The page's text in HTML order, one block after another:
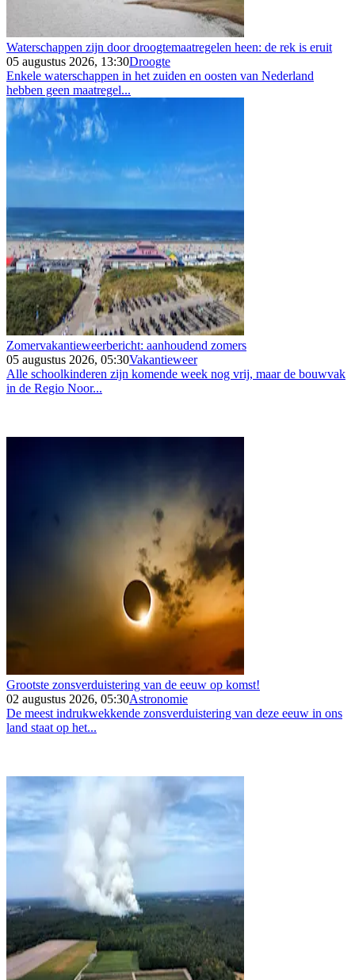
Waterschappen zijn door droogtemaatregelen heen: de rek is eruit
05 augustus 2026, 13:30Droogte
Enkele waterschappen in het zuiden en oosten van Nederland
hebben geen maatregel...
Zomervakantieweerbericht: aanhoudend zomers
05 augustus 2026, 05:30Vakantieweer
Alle schoolkinderen zijn komende week nog vrij, maar de bouwvak
in de Regio Noor...
Grootste zonsverduistering van de eeuw op komst!
02 augustus 2026, 05:30Astronomie
De meest indrukwekkende zonsverduistering van deze eeuw in ons
land staat op het...